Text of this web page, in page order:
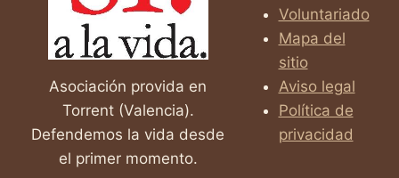
Asociación provida en
Torrent (Valencia).
Defendemos la vida desde
el primer momento.
Voluntariado
Mapa del
sitio
Aviso legal
Política de
privacidad